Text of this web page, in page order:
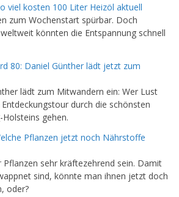
viel kosten 100 Liter Heizöl aktuell
zum Wochenstart spürbar. Doch
könnten die Entspannung schnell
80: Daniel Günther lädt jetzt zum
lädt zum Mitwandern ein: Wer Lust
durch die schönsten
gehen.
Pflanzen jetzt noch Nährstoffe
sehr kräftezehrend sein. Damit
sind, könnte man ihnen jetzt doch
oder?